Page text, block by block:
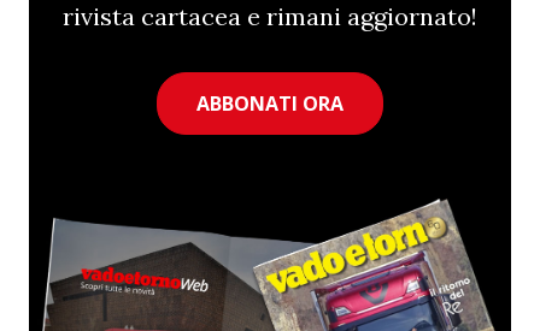
rivista cartacea e rimani aggiornato!
ABBONATI ORA